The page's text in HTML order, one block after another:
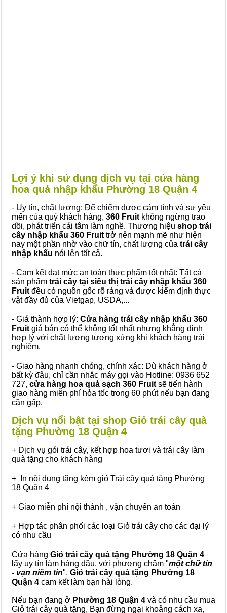
Lợi ý khi sử dụng dịch vụ tại cửa hàng
hoa quả nhập khẩu Phường 18 Quận 4
- Uy tín, chất lượng: Để chiếm được cảm tình và sự yêu
mến của quý khách hàng, 360 Fruit không ngừng trao
dồi, phát triển cái tâm làm nghề. Thương hiệu shop trái
cây nhập khẩu 360 Fruit trở nên mạnh mẽ như hiện
nay một phần nhờ vào chữ tín, chất lượng của trái cây
nhập khẩu nói lên tất cả.
- Cam kết đạt mức an toàn thực phẩm tốt nhất: Tất cả
sản phẩm trái cây tại siêu thị trái cây nhập khẩu 360
Fruit đều có nguồn gốc rõ ràng và được kiểm định thực
vật đầy đủ của Vietgap, USDA,...
- Giá thành hợp lý: Cửa hàng trái cây nhập khẩu 360
Fruit giá bán có thể không tốt nhất nhưng khẳng định
hợp lý với chất lượng tương xứng khi khách hàng trải
nghiệm.
- Giao hàng nhanh chóng, chính xác: Dù khách hàng ở
bất kỳ đâu, chỉ cần nhắc máy gọi vào Hotline: 0936 652
727, cửa hàng hoa quả sạch 360 Fruit sẽ tiến hành
giao hàng miễn phí hỏa tốc trong 60 phút nếu bạn đang
cần gấp.
Dịch vụ nổi bật tại shop Giỏ trái cây quà
tặng Phường 18 Quận 4
+ Dịch vụ gói trái cây, kết hợp hoa tươi và trái cây làm
quà tặng cho khách hàng
+ In nội dung tặng kèm giỏ Trái cây quà tặng Phường
18 Quận 4
+ Giao miễn phí nội thành , vận chuyển an toàn
+ Hợp tác phân phối các loại Giỏ trái cây cho các đại lý
có nhu cầu
Cửa hàng Giỏ trái cây quà tặng Phường 18 Quận 4
lấy uy tín làm hàng đầu, với phương châm "một chữ tín
- vạn niềm tin", Giỏ trái cây quà tặng Phường 18
Quận 4 cam kết làm bạn hài lòng.
Nếu bạn đang ở Phường 18 Quận 4 và có nhu cầu mua
Giỏ trái cây quà tặng, Bạn đừng ngại khoảng cách xa,